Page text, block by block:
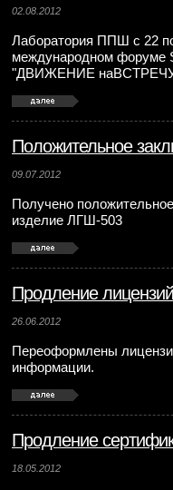
02.08.2012
Лаборатория ППШ с 22
международном форуме
"ДВИЖЕНИЕ
Положительное
09.07.2012
Получено
изделие ЛГШ-503
Продление лицензий
26.06.2012
Переоформлены
информации.
Продление
18.05.2012